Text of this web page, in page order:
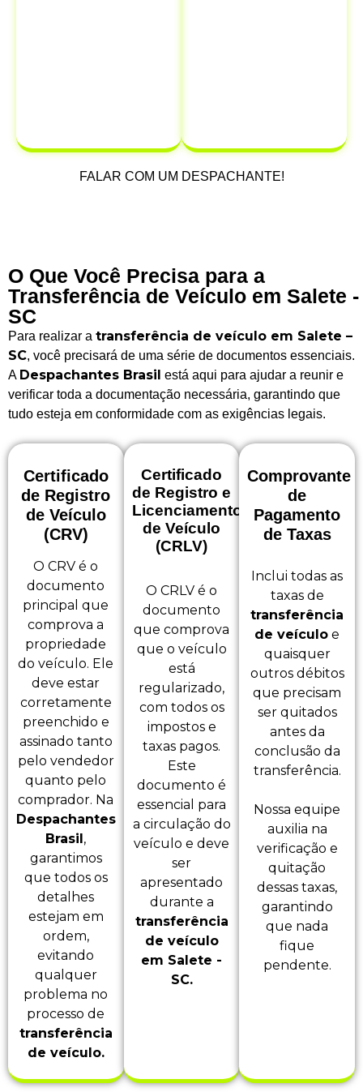
FALAR COM UM DESPACHANTE!
O Que Você Precisa para a
Transferência de Veículo em Salete -
SC
Para realizar a transferência de veículo em Salete –
SC, você precisará de uma série de documentos essenciais.
A Despachantes Brasil está aqui para ajudar a reunir e
verificar toda a documentação necessária, garantindo que
tudo esteja em conformidade com as exigências legais.
Certificado
de Registro
de Veículo
(CRV)
O CRV é o
documento
principal que
comprova a
propriedade
do veículo. Ele
deve estar
corretamente
preenchido e
assinado tanto
pelo vendedor
quanto pelo
comprador. Na
Despachantes
Brasil ,
garantimos
que todos os
detalhes
estejam em
ordem,
evitando
qualquer
problema no
processo de
transferência
de veículo.
Certificado
de Registro e
Licenciamento
de Veículo
(CRLV)
O CRLV é o
documento
que comprova
que o veículo
está
regularizado,
com todos os
impostos e
taxas pagos.
Este
documento é
essencial para
a circulação do
veículo e deve
ser
apresentado
durante a
transferência
de veículo
em Salete -
SC.
Comprovante
de
Pagamento
de Taxas
Inclui todas as
taxas de
transferência
de veículo e
quaisquer
outros débitos
que precisam
ser quitados
antes da
conclusão da
transferência.
Nossa equipe
auxilia na
verificação e
quitação
dessas taxas,
garantindo
que nada
fique
pendente.